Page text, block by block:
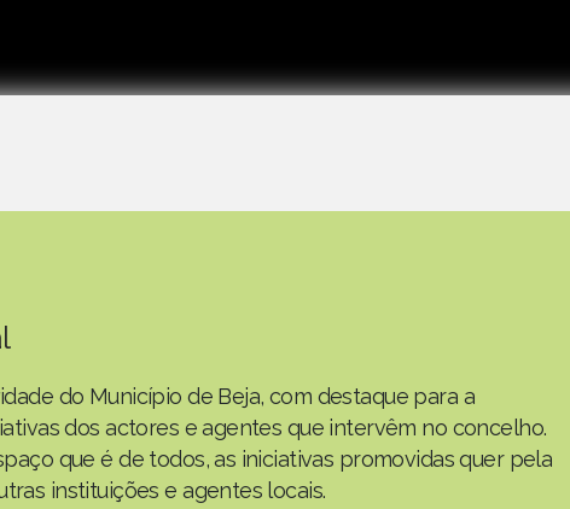
do Município de Beja, com destaque para a
dos actores e agentes que intervêm no concelho.
que é de todos, as iniciativas promovidas quer pela
instituições e agentes locais.